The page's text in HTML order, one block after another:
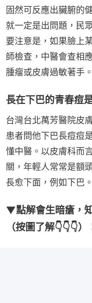
固然可反應出臟腑的
就一定是出問題，民
要注意是，如果臉上
師檢查，中醫會查相
腫瘤或皮膚過敏著手。
長在下巴的青春痘
台灣台北萬芳醫院皮
患者問他下巴長痘痘
懂中醫。以皮膚科而
關，年輕人常常是額
長愈下面，例如下巴。
▼點解會生暗瘡，
（按圖了解👇👇👇）